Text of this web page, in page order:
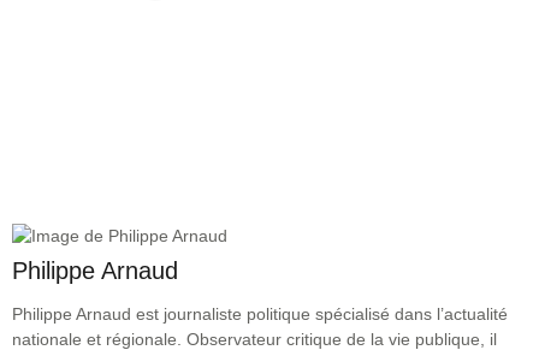
Philippe Arnaud
Philippe Arnaud est journaliste politique spécialisé dans l’actualité
nationale et régionale. Observateur critique de la vie publique, il